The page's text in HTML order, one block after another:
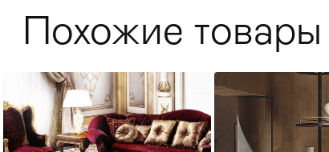
Кровати
Столы >
Стулья >
Похожие товары